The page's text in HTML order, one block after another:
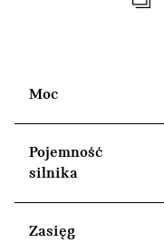
Moc
Pojemność
silnika
Zasięg